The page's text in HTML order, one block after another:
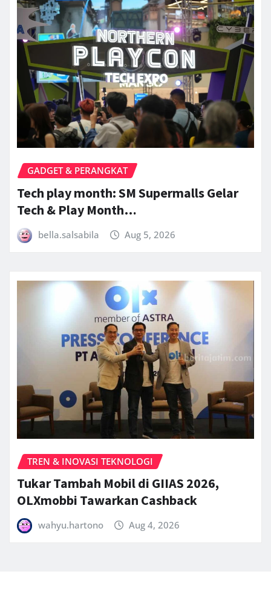
GADGET & PERANGKAT
Tech play month: SM Supermalls Gelar
Tech & Play Month…
bella.salsabila Aug 5, 2026
TREN & INOVASI TEKNOLOGI
Tukar Tambah Mobil di GIIAS 2026,
OLXmobbi Tawarkan Cashback
wahyu.hartono Aug 4, 2026